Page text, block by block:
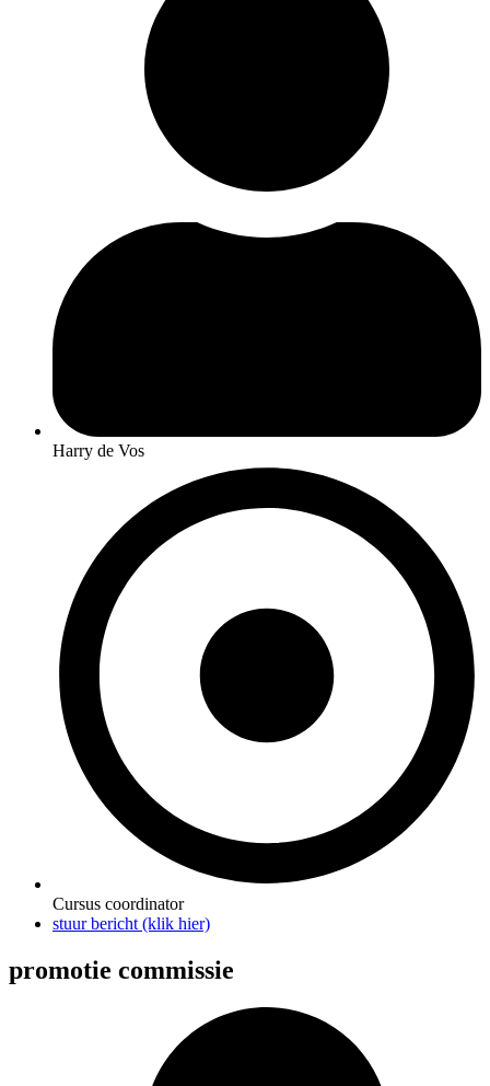
Harry de Vos
Cursus coordinator
stuur bericht (klik hier)
promotie commissie